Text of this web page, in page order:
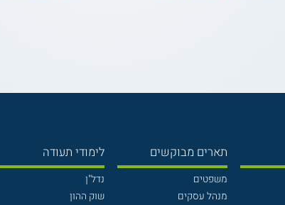
תארים מבוקשים
משפטים
מנהל עסקים
לימודי תעודה
נדל"ן
שוק ההון